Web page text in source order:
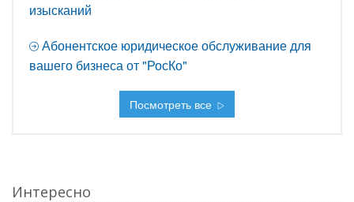
изысканий
Абонентское юридическое обслуживание для
вашего бизнеса от "РосКо"
Посмотреть все
Интересно